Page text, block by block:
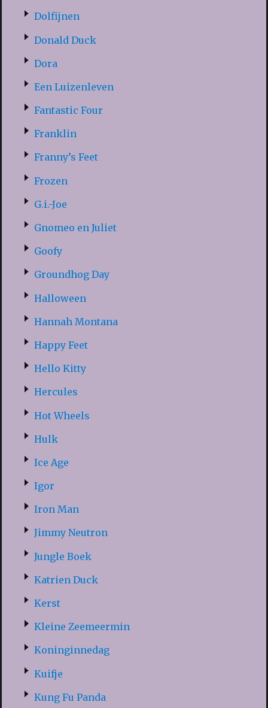
Dolfijnen
Donald Duck
Dora
Een Luizenleven
Fantastic Four
Franklin
Franny’s Feet
Frozen
G.i.-Joe
Gnomeo en Juliet
Goofy
Groundhog Day
Halloween
Hannah Montana
Happy Feet
Hello Kitty
Hercules
Hot Wheels
Hulk
Ice Age
Igor
Iron Man
Jimmy Neutron
Jungle Boek
Katrien Duck
Kerst
Kleine Zeemeermin
Koninginnedag
Kuifje
Kung Fu Panda